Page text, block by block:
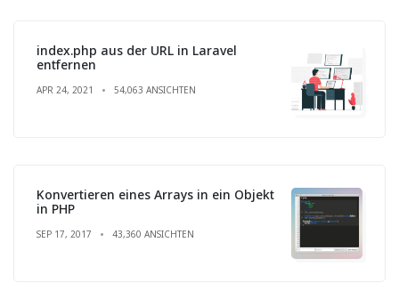
index.php aus der URL in Laravel
entfernen
APR 24, 2021 54,063 ANSICHTEN
Konvertieren eines Arrays in ein Objekt
in PHP
SEP 17, 2017 43,360 ANSICHTEN